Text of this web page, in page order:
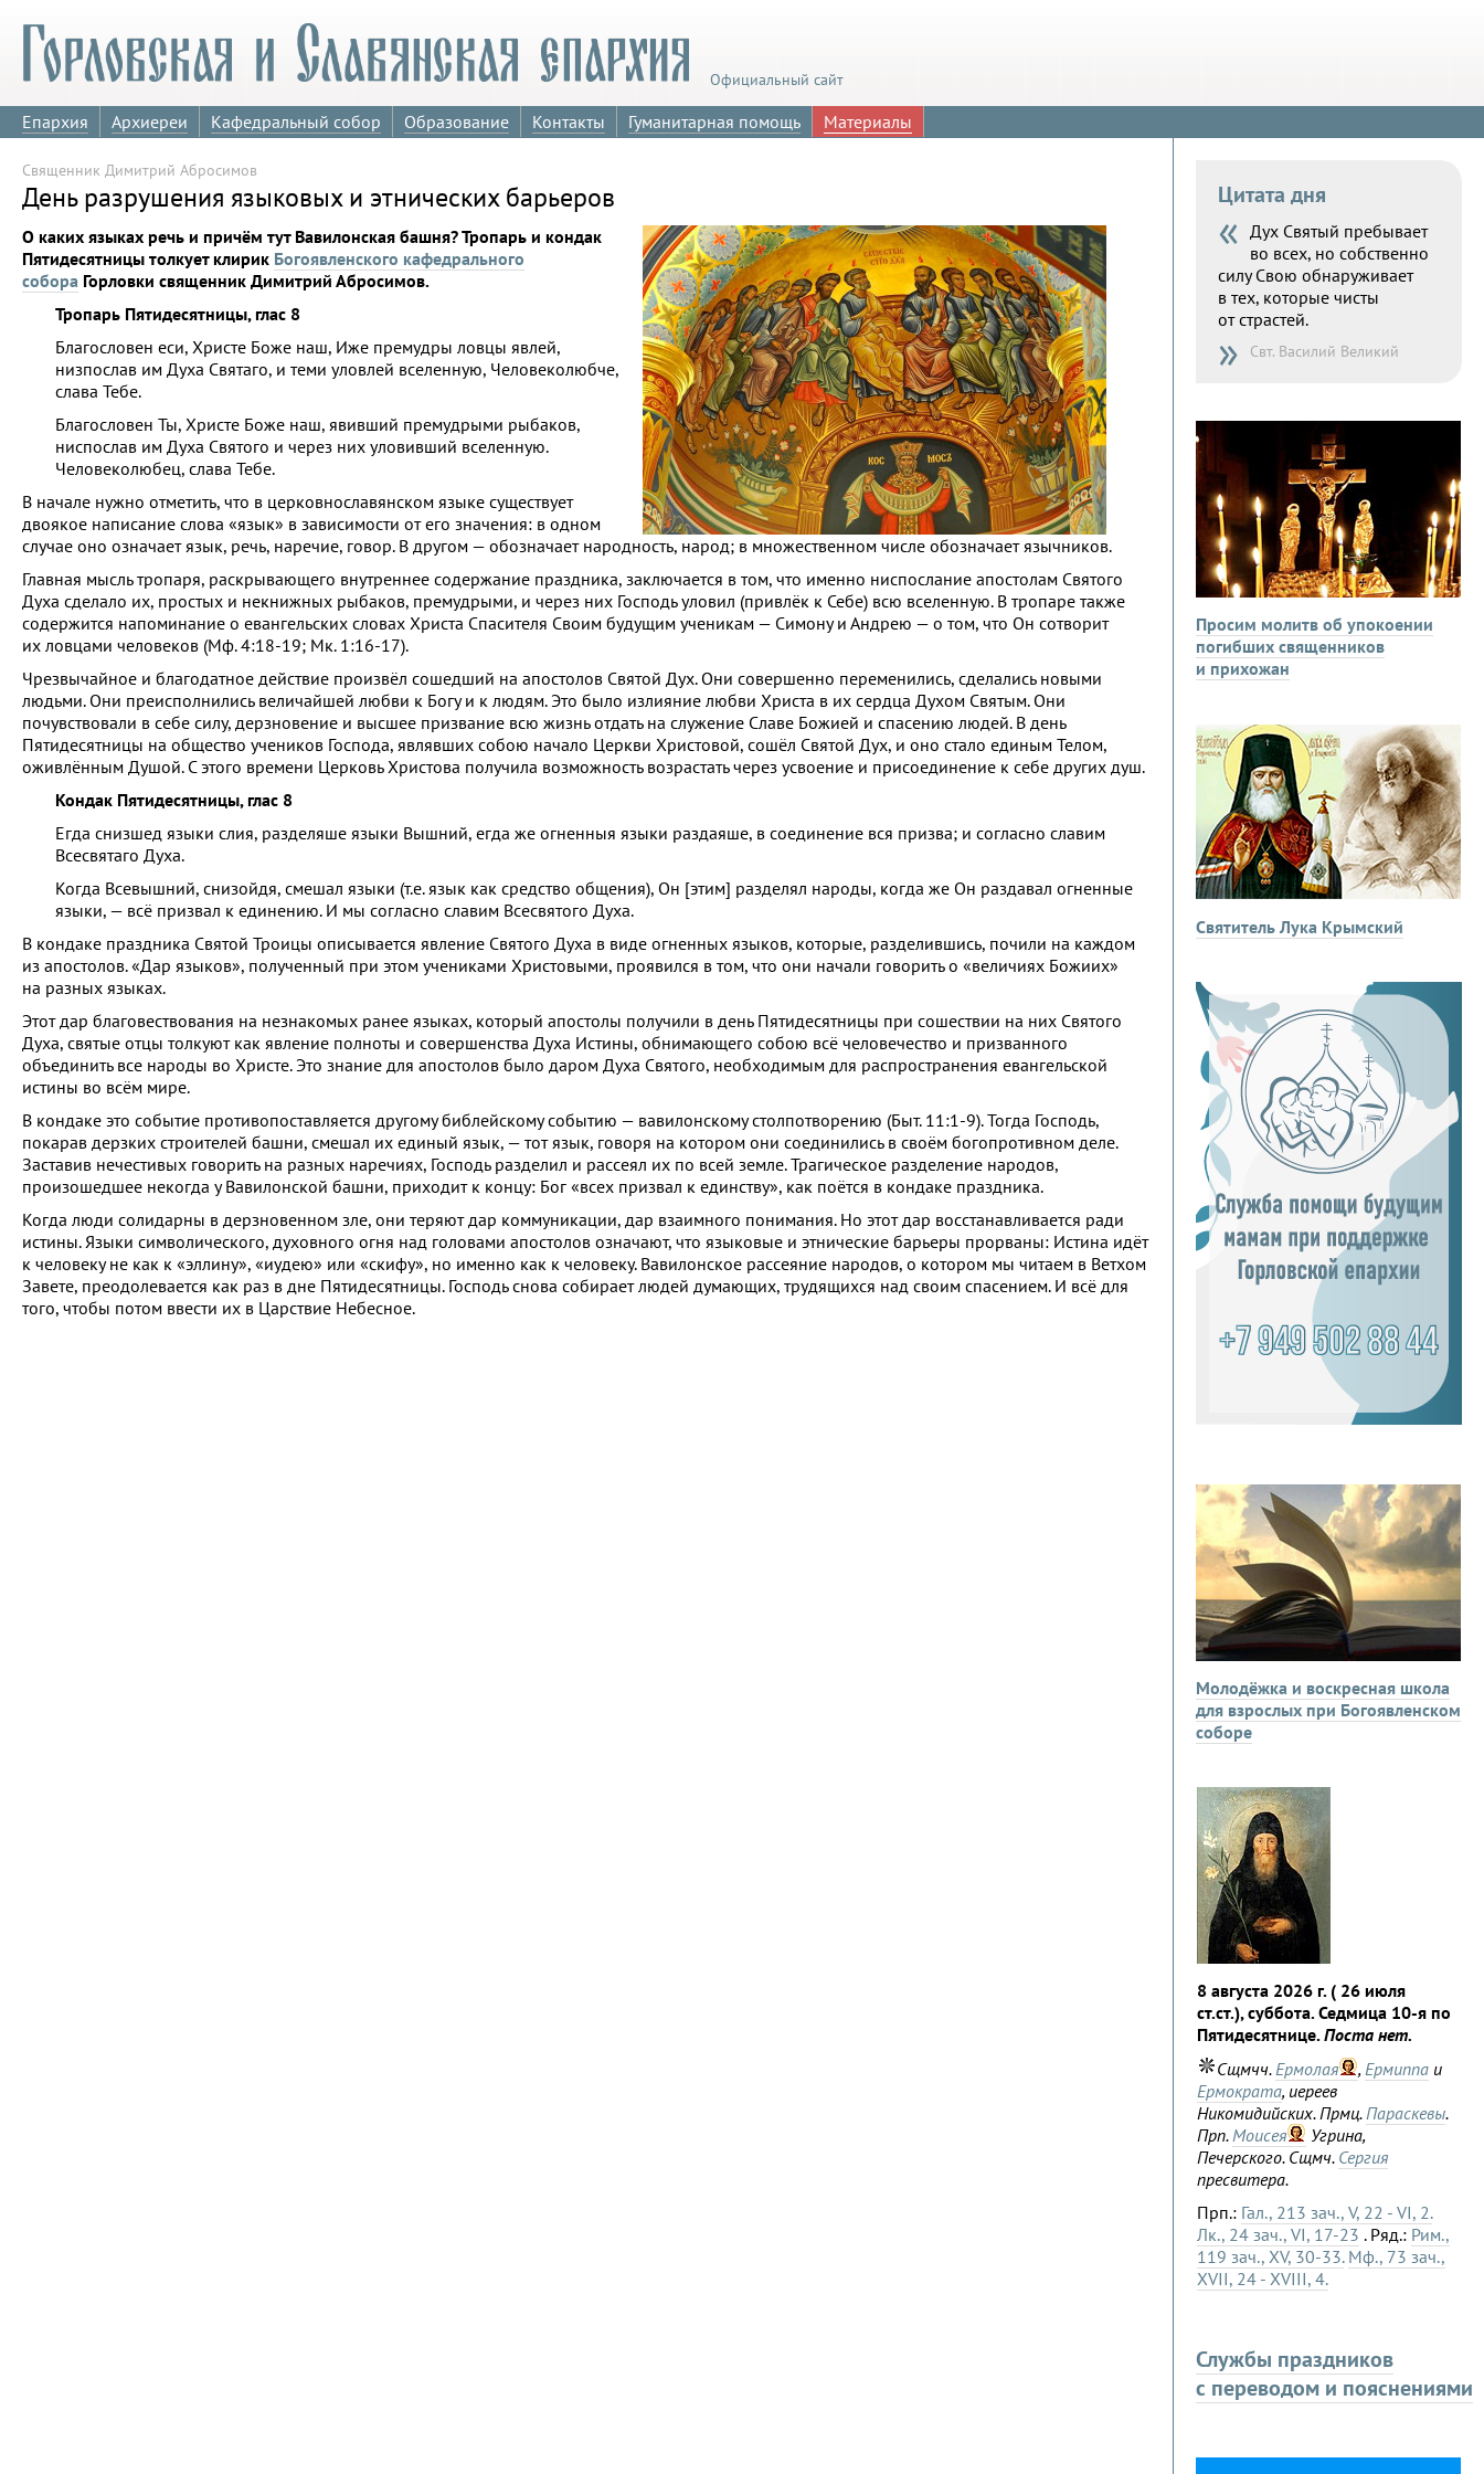
Официальный сайт
Епархия Архиереи Кафедральный собор Образование Контакты Гуманитарная помощь Материалы
Священник Димитрий Абросимов
День разрушения языковых и этнических барьеров
О каких языках речь и причём тут Вавилонская башня? Тропарь и кондак
Пятидесятницы толкует клирик Богоявленского кафедрального
собора Горловки священник Димитрий Абросимов.
Тропарь Пятидесятницы, глас 8
Благословен еси, Христе Боже наш, Иже премудры ловцы явлей,
низпослав им Духа Святаго, и теми уловлей вселенную, Человеколюбче,
слава Тебе.
Благословен Ты, Христе Боже наш, явивший премудрыми рыбаков,
ниспослав им Духа Святого и через них уловивший вселенную.
Человеколюбец, слава Тебе.
В начале нужно отметить, что в церковнославянском языке существует
двоякое написание слова «язык» в зависимости от его значения: в одном
случае оно означает язык, речь, наречие, говор. В другом — обозначает народность, народ; в множественном числе обозначает язычников.
Главная мысль тропаря, раскрывающего внутреннее содержание праздника, заключается в том, что именно ниспослание апостолам Святого
Духа сделало их, простых и некнижных рыбаков, премудрыми, и через них Господь уловил (привлёк к Себе) всю вселенную. В тропаре также
содержится напоминание о евангельских словах Христа Спасителя Своим будущим ученикам — Симону и Андрею — о том, что Он сотворит
их ловцами человеков (Мф. 4:18-19; Мк. 1:16-17).
Чрезвычайное и благодатное действие произвёл сошедший на апостолов Святой Дух. Они совершенно переменились, сделались новыми
людьми. Они преисполнились величайшей любви к Богу и к людям. Это было излияние любви Христа в их сердца Духом Святым. Они
почувствовали в себе силу, дерзновение и высшее призвание всю жизнь отдать на служение Славе Божией и спасению людей. В день
Пятидесятницы на общество учеников Господа, являвших собою начало Церкви Христовой, сошёл Святой Дух, и оно стало единым Телом,
оживлённым Душой. С этого времени Церковь Христова получила возможность возрастать через усвоение и присоединение к себе других душ.
Кондак Пятидесятницы, глас 8
Егда снизшед языки слия, разделяше языки Вышний, егда же огненныя языки раздаяше, в соединение вся призва; и согласно славим
Всесвятаго Духа.
Когда Всевышний, снизойдя, смешал языки (т.е. язык как средство общения), Он [этим] разделял народы, когда же Он раздавал огненные
языки, — всё призвал к единению. И мы согласно славим Всесвятого Духа.
В кондаке праздника Святой Троицы описывается явление Святого Духа в виде огненных языков, которые, разделившись, почили на каждом
из апостолов. «Дар языков», полученный при этом учениками Христовыми, проявился в том, что они начали говорить о «величиях Божиих»
на разных языках.
Этот дар благовествования на незнакомых ранее языках, который апостолы получили в день Пятидесятницы при сошествии на них Святого
Духа, святые отцы толкуют как явление полноты и совершенства Духа Истины, обнимающего собою всё человечество и призванного
объединить все народы во Христе. Это знание для апостолов было даром Духа Святого, необходимым для распространения евангельской
истины во всём мире.
В кондаке это событие противопоставляется другому библейскому событию — вавилонскому столпотворению (Быт. 11:1-9). Тогда Господь,
покарав дерзких строителей башни, смешал их единый язык, — тот язык, говоря на котором они соединились в своём богопротивном деле.
Заставив нечестивых говорить на разных наречиях, Господь разделил и рассеял их по всей земле. Трагическое разделение народов,
произошедшее некогда у Вавилонской башни, приходит к концу: Бог «всех призвал к единству», как поётся в кондаке праздника.
Когда люди солидарны в дерзновенном зле, они теряют дар коммуникации, дар взаимного понимания. Но этот дар восстанавливается ради
истины. Языки символического, духовного огня над головами апостолов означают, что языковые и этнические барьеры прорваны: Истина идёт
к человеку не как к «эллину», «иудею» или «скифу», но именно как к человеку. Вавилонское рассеяние народов, о котором мы читаем в Ветхом
Завете, преодолевается как раз в дне Пятидесятницы. Господь снова собирает людей думающих, трудящихся над своим спасением. И всё для
того, чтобы потом ввести их в Царствие Небесное.
Цитата дня
« Дух Святый пребывает
во всех, но собственно
силу Свою обнаруживает
в тех, которые чисты
от страстей.
» Свт. Василий Великий
Просим молитв об упокоении
погибших священников
и прихожан
Святитель Лука Крымский
Молодёжка и воскресная школа
для взрослых при Богоявленском
соборе
8 августа 2026 г. ( 26 июля
ст.ст.), суббота. Седмица 10-я по
Пятидесятнице.Поста нет.
Сщмчч.Ермолая , Ермиппа и
Ермократа, иереев
Никомидийских. Прмц.Параскевы.
Прп.Моисея
Угрина,
Печерского. Сщмч. Сергия
пресвитера.
Прп.: Гал., 213 зач., V, 22 - VI, 2.
Лк., 24 зач., VI, 17-23 . Ряд.: Рим.,
119 зач., XV, 30-33. Мф., 73 зач.,
XVII, 24 - XVIII, 4.
Службы праздников
с переводом и пояснениями